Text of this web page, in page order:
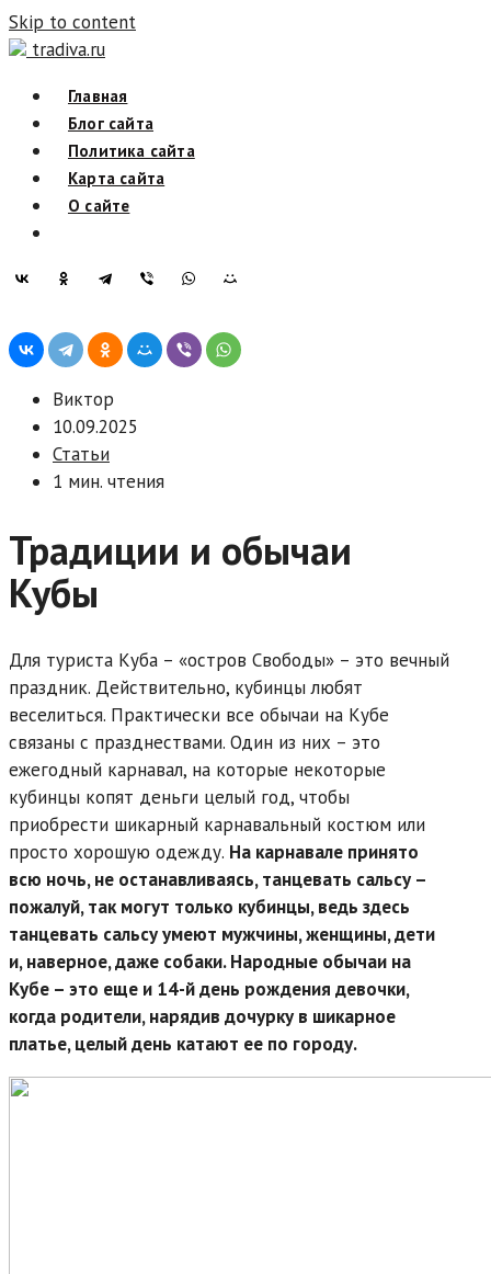
Skip to content
tradiva.ru
Главная
Блог сайта
Политика сайта
Карта сайта
О сайте
Виктор
10.09.2025
Статьи
1 мин. чтения
Традиции и обычаи
Кубы
Для туриста Куба – «остров Свободы» – это вечный
праздник. Действительно, кубинцы любят
веселиться. Практически все обычаи на Кубе
связаны с празднествами. Один из них – это
ежегодный карнавал, на которые некоторые
кубинцы копят деньги целый год, чтобы
приобрести шикарный карнавальный костюм или
просто хорошую одежду. На карнавале принято
всю ночь, не останавливаясь, танцевать сальсу –
пожалуй, так могут только кубинцы, ведь здесь
танцевать сальсу умеют мужчины, женщины, дети
и, наверное, даже собаки. Народные обычаи на
Кубе – это еще и 14-й день рождения девочки,
когда родители, нарядив дочурку в шикарное
платье, целый день катают ее по городу.